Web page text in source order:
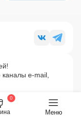
0
Меню
e-mail,